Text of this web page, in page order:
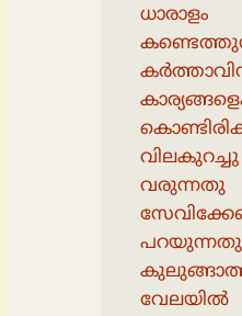
വേലയിൽ